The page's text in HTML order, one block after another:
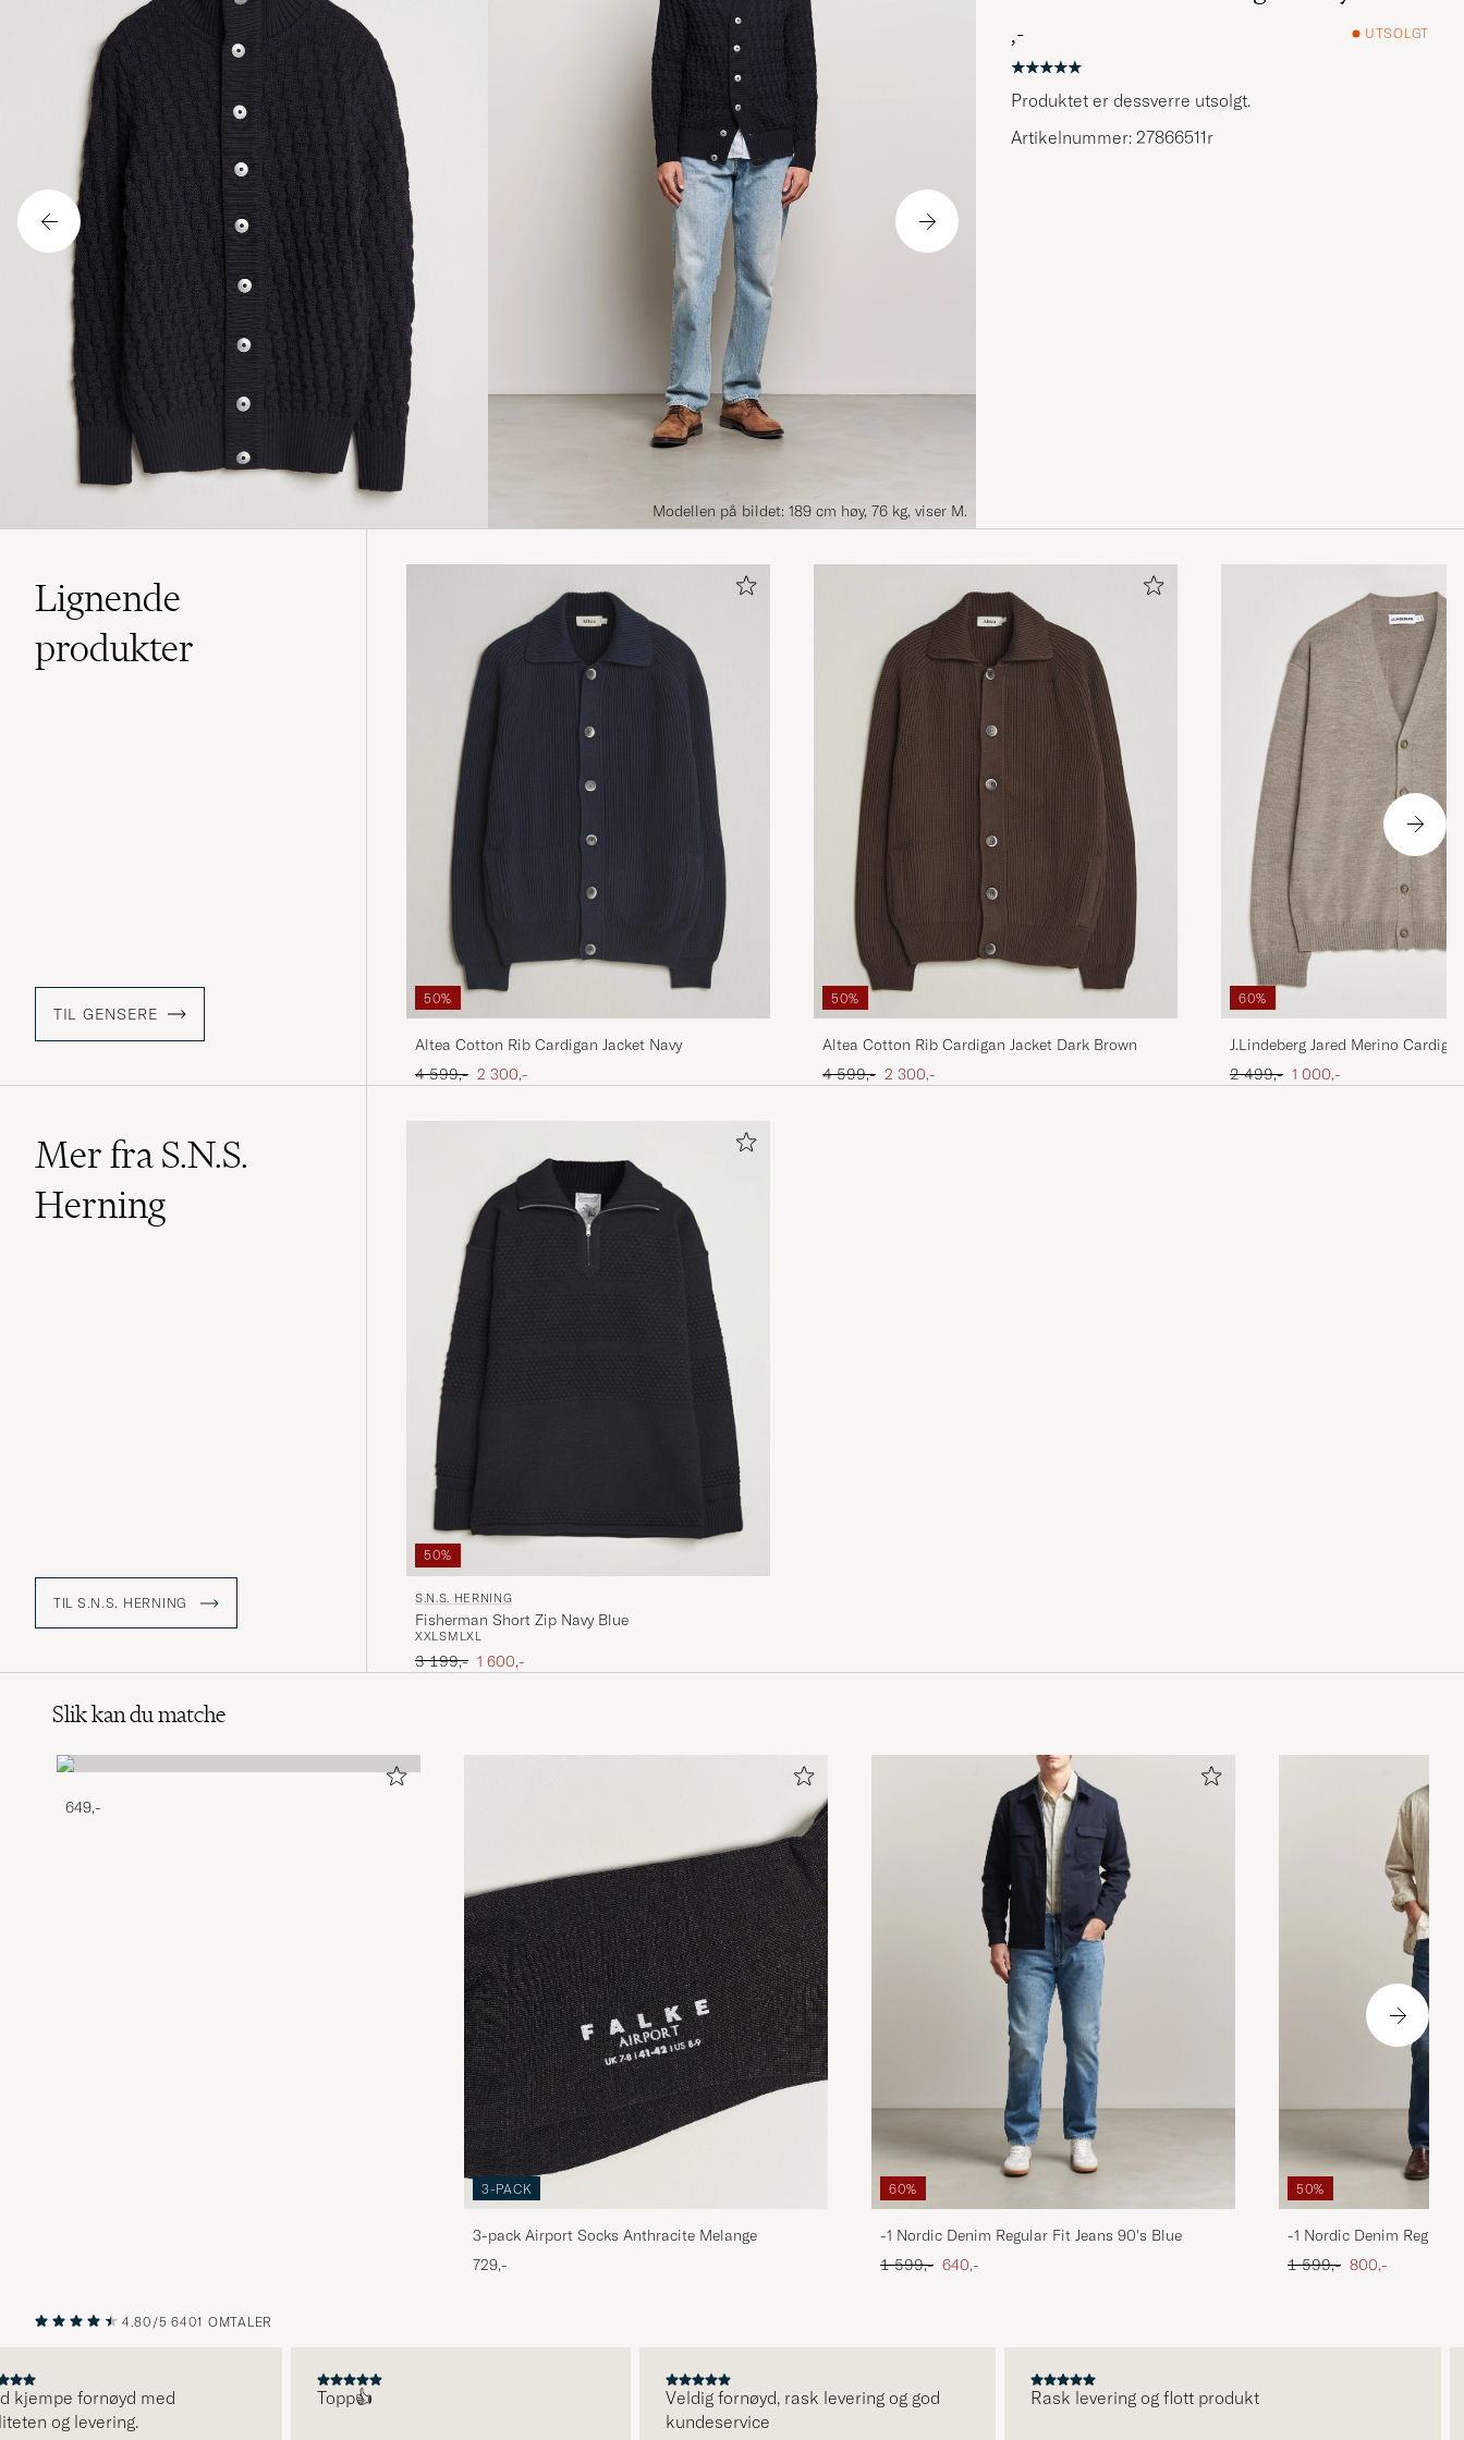
Modellen på bildet: 189 cm høy, 76 kg, viser M.
,-
UTSOLGT
Produktet er dessverre utsolgt.
Artikelnummer: 27866511r
Lignende
produkter
TIL GENSERE
50%
Altea Cotton Rib Cardigan Jacket Navy
Ordinær pris
4 599,- Nedsatt pris
2 300,-
50%
Altea Cotton Rib Cardigan Jacket Dark Brown
Ordinær pris
4 599,- Nedsatt pris
2 300,-
60%
J.Lindeberg Jared Merino
Melange
Ordinær pris
2 499,- Nedsatt pris
1 000,-
Mer fra S.N.S.
Herning
TIL S.N.S. HERNING
50%
S.N.S. HERNING
Fisherman Short Zip Navy Blue
XXLSM LXL
Ordinær pris
3 199,- Nedsatt pris
1 600,-
Slik kan du matche
649,-
3-PACK
3-pack Airport Socks Anthracite Melange
729,-
60%
-1 Nordic Denim Regular Fit Jeans 90's Blue
Ordinær pris
1 599,- Nedsatt pris
640,-
50%
-1 Nordic Denim Regular
Ordinær pris
1 599,- Nedsatt pris
800,-
NESTE
4.80/5 6401 OMTALER
fornøyd med
og levering.
Topp👍
Veldig fornøyd, rask levering og god
kundeservice
Rask levering og flott produkt